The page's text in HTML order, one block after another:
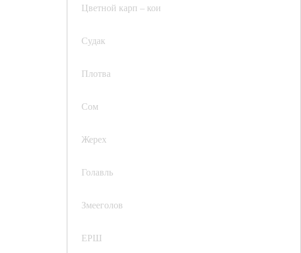
Цветной карп – кои
Судак
Плотва
Сом
Жерех
Голавль
Змееголов
ЕРШ